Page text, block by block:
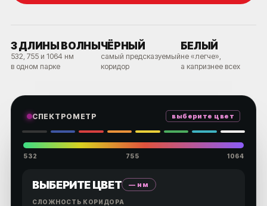
3 ДЛИНЫ ВОЛНЫ
532, 755 и 1064 нм
в одном парке
ЧЁРНЫЙ
самый предсказуемый
коридор
БЕЛЫЙ
не «легче»,
а капризнее всех
СПЕКТРОМЕТР выберите цвет
532 755 1064
ВЫБЕРИТЕ ЦВЕТ — нм
СЛОЖНОСТЬ КОРИДОРА